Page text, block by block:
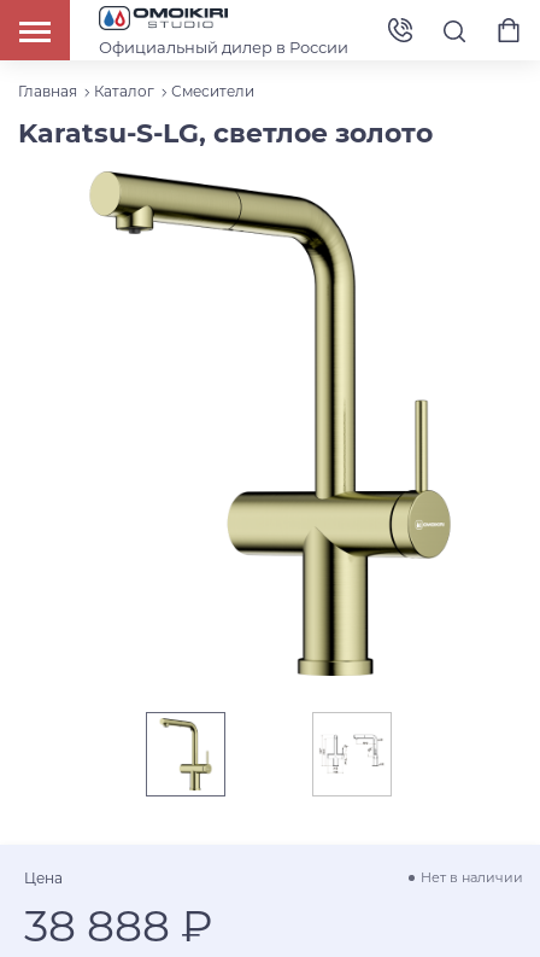
Официальный дилер в России
Главная Каталог Смесители
Karatsu-S-LG, светлое золото
Цена Нет в наличии
38 888 ₽